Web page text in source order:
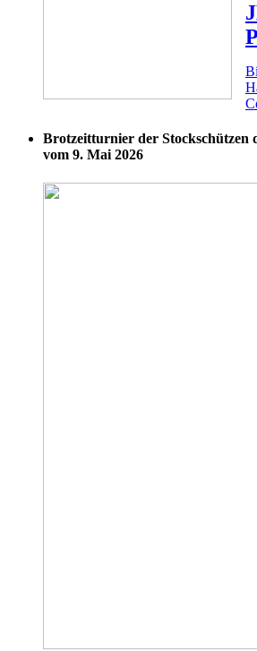
Brotzeitturnier der Stockschützen
vom 9. Mai 2026